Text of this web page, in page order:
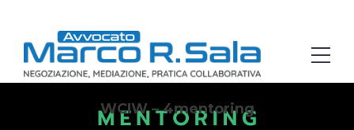
WCIW – 4mentoring